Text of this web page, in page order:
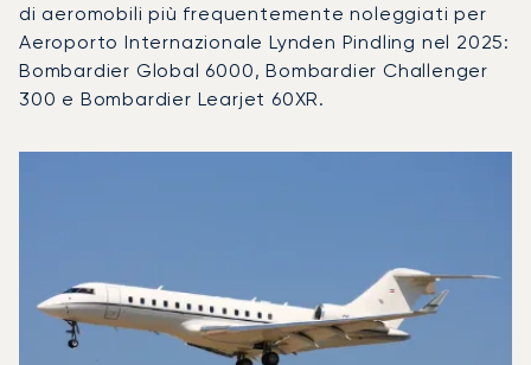
di aeromobili più frequentemente noleggiati per
Aeroporto Internazionale Lynden Pindling nel 2025:
Bombardier Global 6000, Bombardier Challenger
300 e Bombardier Learjet 60XR.